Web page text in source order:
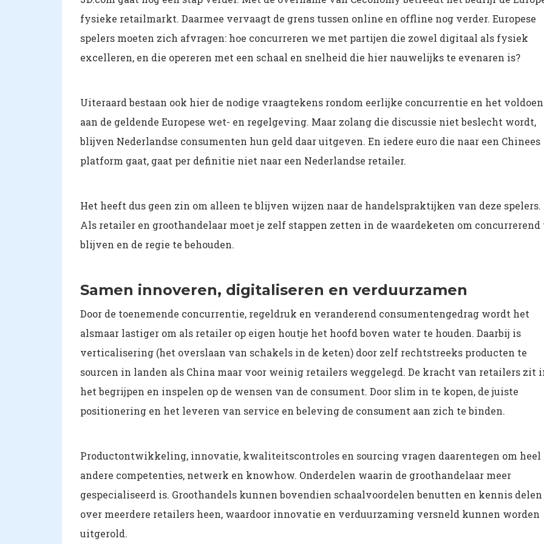
fysieke retailmarkt. Daarmee vervaagt de grens tussen online en offline nog verder. Europese
spelers moeten zich afvragen: hoe concurreren we met partijen die zowel digitaal als fysiek
excelleren, en die opereren met een schaal en snelheid die hier nauwelijks te evenaren is?
Uiteraard bestaan ook hier de nodige vraagtekens rondom eerlijke concurrentie en het voldoen
aan de geldende Europese wet- en regelgeving. Maar zolang die discussie niet beslecht wordt,
blijven Nederlandse consumenten hun geld daar uitgeven. En iedere euro die naar een Chinees
platform gaat, gaat per definitie niet naar een Nederlandse retailer.
Het heeft dus geen zin om alleen te blijven wijzen naar de handelspraktijken van deze spelers.
Als retailer en groothandelaar moet je zelf stappen zetten in de waardeketen om concurrerend
blijven en de regie te behouden.
Samen innoveren, digitaliseren en verduurzamen
Door de toenemende concurrentie, regeldruk en veranderend consumentengedrag wordt het
alsmaar lastiger om als retailer op eigen houtje het hoofd boven water te houden. Daarbij is
verticalisering (het overslaan van schakels in de keten) door zelf rechtstreeks producten te
sourcen in landen als China maar voor weinig retailers weggelegd. De kracht van retailers zit
het begrijpen en inspelen op de wensen van de consument. Door slim in te kopen, de juiste
positionering en het leveren van service en beleving de consument aan zich te binden.
Productontwikkeling, innovatie, kwaliteitscontroles en sourcing vragen daarentegen om heel
andere competenties, netwerk en knowhow. Onderdelen waarin de groothandelaar meer
gespecialiseerd is. Groothandels kunnen bovendien schaalvoordelen benutten en kennis delen
over meerdere retailers heen, waardoor innovatie en verduurzaming versneld kunnen worden
uitgerold.